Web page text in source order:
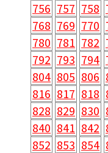
756 757 758
768 769 770
780 781 782
792 793 794
804 805 806
816 817 818
828 829 830
840 841 842
852 853 854